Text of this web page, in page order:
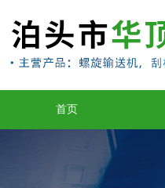
首页